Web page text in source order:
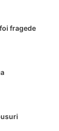
fragede